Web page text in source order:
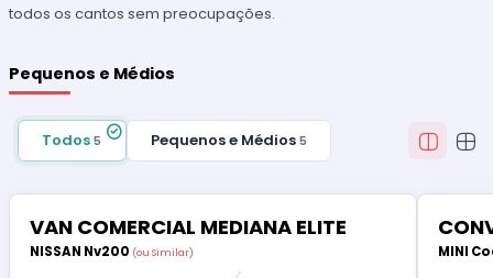
todos os cantos sem preocupações.
Pequenos e Médios
Todos5 Pequenos e Médios 5
VAN COMERCIAL MEDIANA ELITE
NISSAN Nv200 (ou Similar) MINI